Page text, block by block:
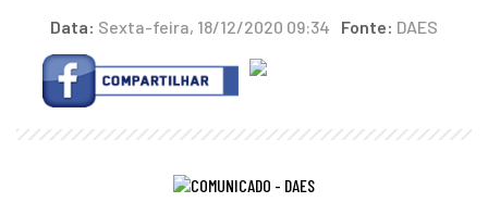
Data: Sexta-feira, 18/12/2020 09:34 Fonte: DAES